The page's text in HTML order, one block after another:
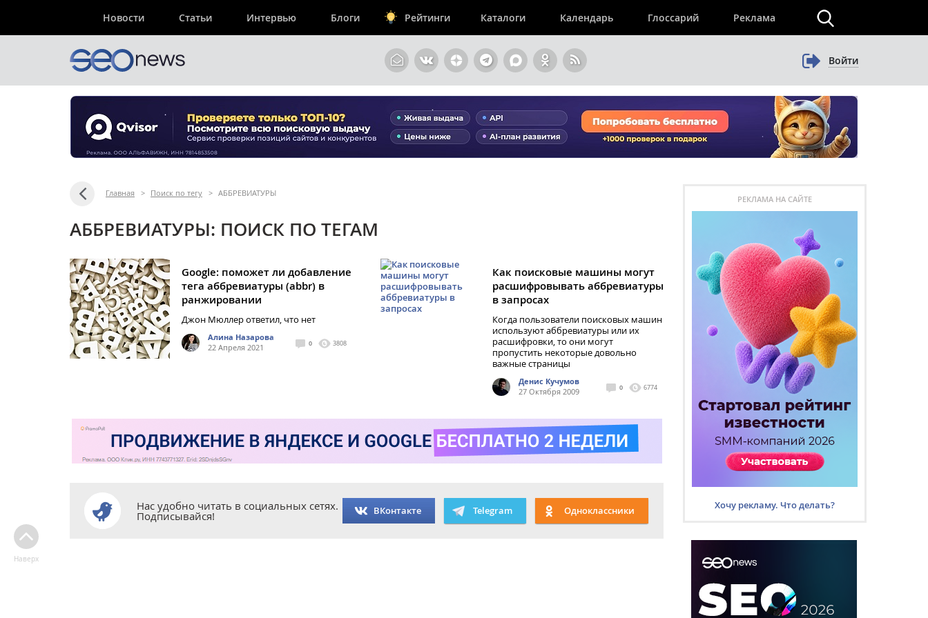
Новости Статьи Интервью Блоги Рейтинги Каталоги Календарь Глоссарий Реклама
Войти
Главная > Поиск по тегу > АББРЕВИАТУРЫ
АББРЕВИАТУРЫ: ПОИСК ПО ТЕГАМ
Google: поможет ли добавление
тега аббревиатуры (abbr) в
ранжировании
Джон Мюллер ответил, что нет
Алина Назарова
22 Апреля 2021
0 3808
Как поисковые машины могут
расшифровывать аббревиатуры
в запросах
Когда пользователи поисковых машин
используют аббревиатуры или их
расшифровки, то они могут
пропустить некоторые довольно
важные страницы
Денис Кучумов
27 Октября 2009
0 6774
Нас удобно читать в социальных сетях.
Подписывайся! ВКонтакте Telegram Одноклассники
Наверх
РЕКЛАМА НА САЙТЕ
Хочу рекламу. Что делать?